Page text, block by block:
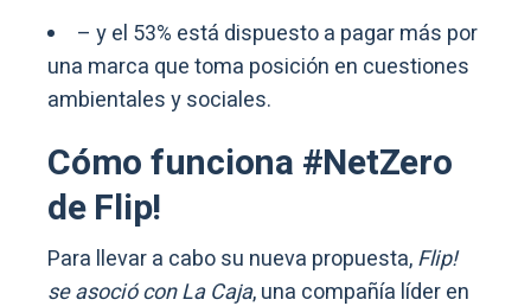
– y el 53% está dispuesto a pagar más por
una marca que toma posición en cuestiones
ambientales y sociales.
Cómo funciona #NetZero
de Flip!
Para llevar a cabo su nueva propuesta,Flip!
se asoció con La Caja, una compañía líder en